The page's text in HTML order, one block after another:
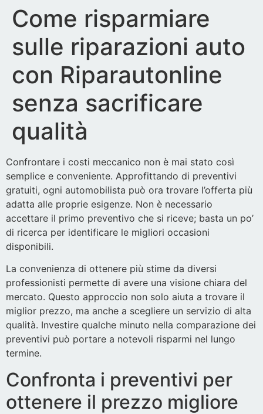
Come risparmiare
sulle riparazioni auto
con Riparautonline
senza sacrificare
qualità
Confrontare i costi meccanico non è mai stato così
semplice e conveniente. Approfittando di preventivi
gratuiti, ogni automobilista può ora trovare l’offerta più
adatta alle proprie esigenze. Non è necessario
accettare il primo preventivo che si riceve; basta un po’
di ricerca per identificare le migliori occasioni
disponibili.
La convenienza di ottenere più stime da diversi
professionisti permette di avere una visione chiara del
mercato. Questo approccio non solo aiuta a trovare il
miglior prezzo, ma anche a scegliere un servizio di alta
qualità. Investire qualche minuto nella comparazione dei
preventivi può portare a notevoli risparmi nel lungo
termine.
Confronta i preventivi per
ottenere il prezzo migliore